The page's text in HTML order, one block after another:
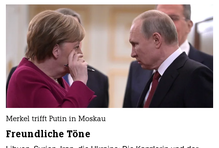
Merkel trifft Putin in Moskau
Freundliche Töne